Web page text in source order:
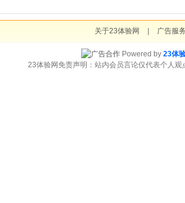
关于23体验网 广告服
Powered by 23体
23体验网免责声明：站内会员言论仅代表个人